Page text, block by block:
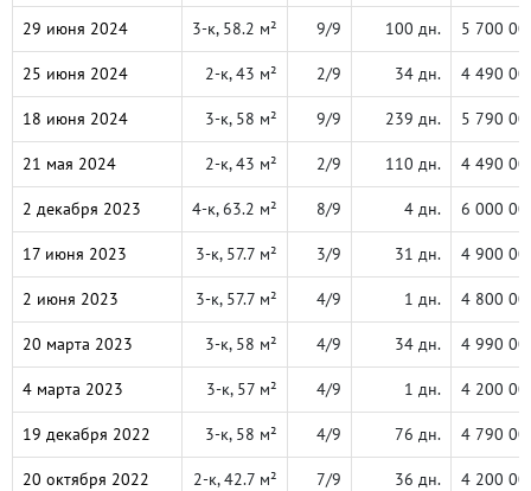
29 июня 2024 3-к, 58.2 м² 9/9 100 дн. 5 700
25 июня 2024 2-к, 43 м² 2/9 34 дн. 4 490
18 июня 2024 3-к, 58 м² 9/9 239 дн. 5 790
21 мая 2024 2-к, 43 м² 2/9 110 дн. 4 490
2 декабря 2023 4-к, 63.2 м² 8/9 4 дн. 6 000
17 июня 2023 3-к, 57.7 м² 3/9 31 дн. 4 900
2 июня 2023 3-к, 57.7 м² 4/9 1 дн. 4 800
20 марта 2023 3-к, 58 м² 4/9 34 дн. 4 990
4 марта 2023 3-к, 57 м² 4/9 1 дн. 4 200
19 декабря 2022 3-к, 58 м² 4/9 76 дн. 4 790
20 октября 2022 2-к, 42.7 м² 7/9 36 дн. 4 200